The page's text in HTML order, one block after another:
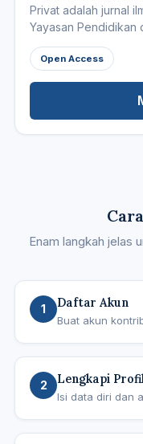
Privat adalah jurnal ilmiah hukum yang diterbitkan oleh
Yayasan Pendidikan
Open Access
Enam langkah jelas
1 Daftar Akun
Buat akun
2 Lengkapi
Isi data diri dan